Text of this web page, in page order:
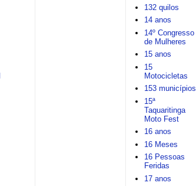
132 quilos
14 anos
14º Congresso
de Mulheres
15 anos
15
Motocicletas
153 municípios
15ª
Taquaritinga
Moto Fest
16 anos
16 Meses
16 Pessoas
Feridas
17 anos